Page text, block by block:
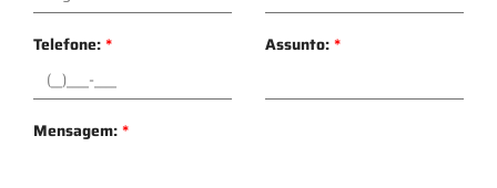
Telefone:* Assunto:*
Mensagem:*